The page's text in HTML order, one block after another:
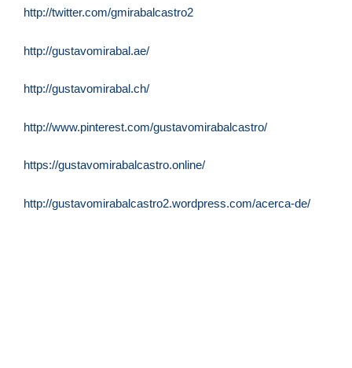
http://twitter.com/gmirabalcastro2
http://gustavomirabal.ae/
http://gustavomirabal.ch/
http://www.pinterest.com/gustavomirabalcastro/
https://gustavomirabalcastro.online/
http://gustavomirabalcastro2.wordpress.com/acerca-de/